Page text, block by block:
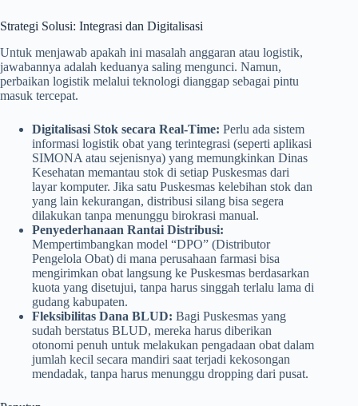
Strategi Solusi: Integrasi dan Digitalisasi
Untuk menjawab apakah ini masalah anggaran atau logistik,
jawabannya adalah keduanya saling mengunci. Namun,
perbaikan logistik melalui teknologi dianggap sebagai pintu
masuk tercepat.
Digitalisasi Stok secara Real-Time: Perlu ada sistem
informasi logistik obat yang terintegrasi (seperti aplikasi
SIMONA atau sejenisnya) yang memungkinkan Dinas
Kesehatan memantau stok di setiap Puskesmas dari
layar komputer. Jika satu Puskesmas kelebihan stok dan
yang lain kekurangan, distribusi silang bisa segera
dilakukan tanpa menunggu birokrasi manual.
Penyederhanaan Rantai Distribusi:
Mempertimbangkan model “DPO” (Distributor
Pengelola Obat) di mana perusahaan farmasi bisa
mengirimkan obat langsung ke Puskesmas berdasarkan
kuota yang disetujui, tanpa harus singgah terlalu lama di
gudang kabupaten.
Fleksibilitas Dana BLUD: Bagi Puskesmas yang
sudah berstatus BLUD, mereka harus diberikan
otonomi penuh untuk melakukan pengadaan obat dalam
jumlah kecil secara mandiri saat terjadi kekosongan
mendadak, tanpa harus menunggu dropping dari pusat.